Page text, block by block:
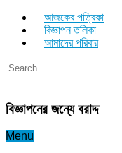
আজকের পত্রিকা
বিজ্ঞাপন তলিকা
আমাদের পরিবার
বিজ্ঞাপনের জন্যে বরাদ্দ
Menu